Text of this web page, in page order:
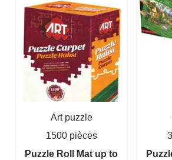
Art puzzle
1500 pièces
Puzzle Roll Mat up to